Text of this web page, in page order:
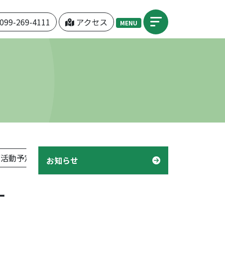
099-269-4111 アクセス MENU
動予定表」 機関紙「つぼみ」 デイケア「様子」
お知らせ